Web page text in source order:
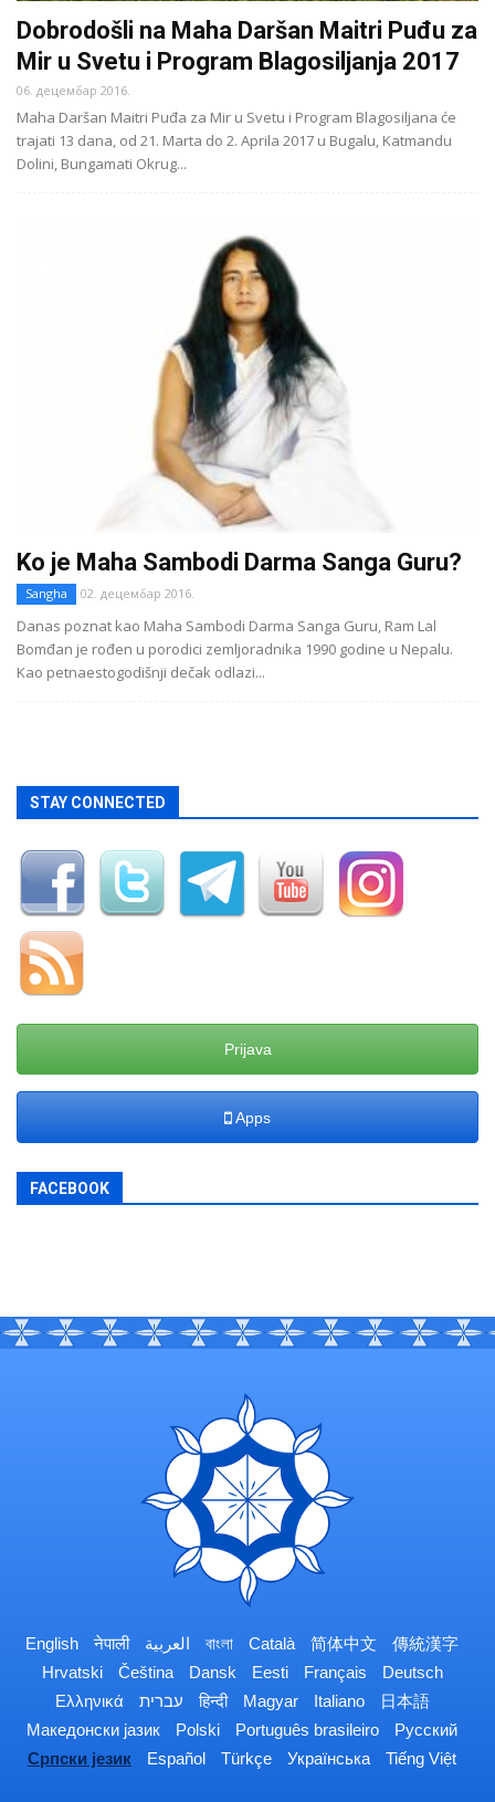
Dobrodošli na Maha Daršan Maitri Puđu za
Mir u Svetu i Program Blagosiljanja 2017
06. децембар 2016.
Maha Daršan Maitri Puđa za Mir u Svetu i Program Blagosiljana će
trajati 13 dana, od 21. Marta do 2. Aprila 2017 u Bugalu, Katmandu
Dolini, Bungamati Okrug...
Ko je Maha Sambodi Darma Sanga Guru?
Sangha 02. децембар 2016.
Danas poznat kao Maha Sambodi Darma Sanga Guru, Ram Lal
Bomđan je rođen u porodici zemljoradnika 1990 godine u Nepalu.
Kao petnaestogodišnji dečak odlazi...
STAY CONNECTED
Prijava
Apps
FACEBOOK
English नेपाली العربية বাংলা Català 简体中文
傳統漢字
Hrvatski
Čeština Dansk Eesti Français
Deutsch
Ελληνικά
עברית हिन्दी Magyar Italiano
日本語
Македонски јазик
Polski Português brasileiro
Русский
Српски језик
Español Türkçe Українська Tiếng Việt